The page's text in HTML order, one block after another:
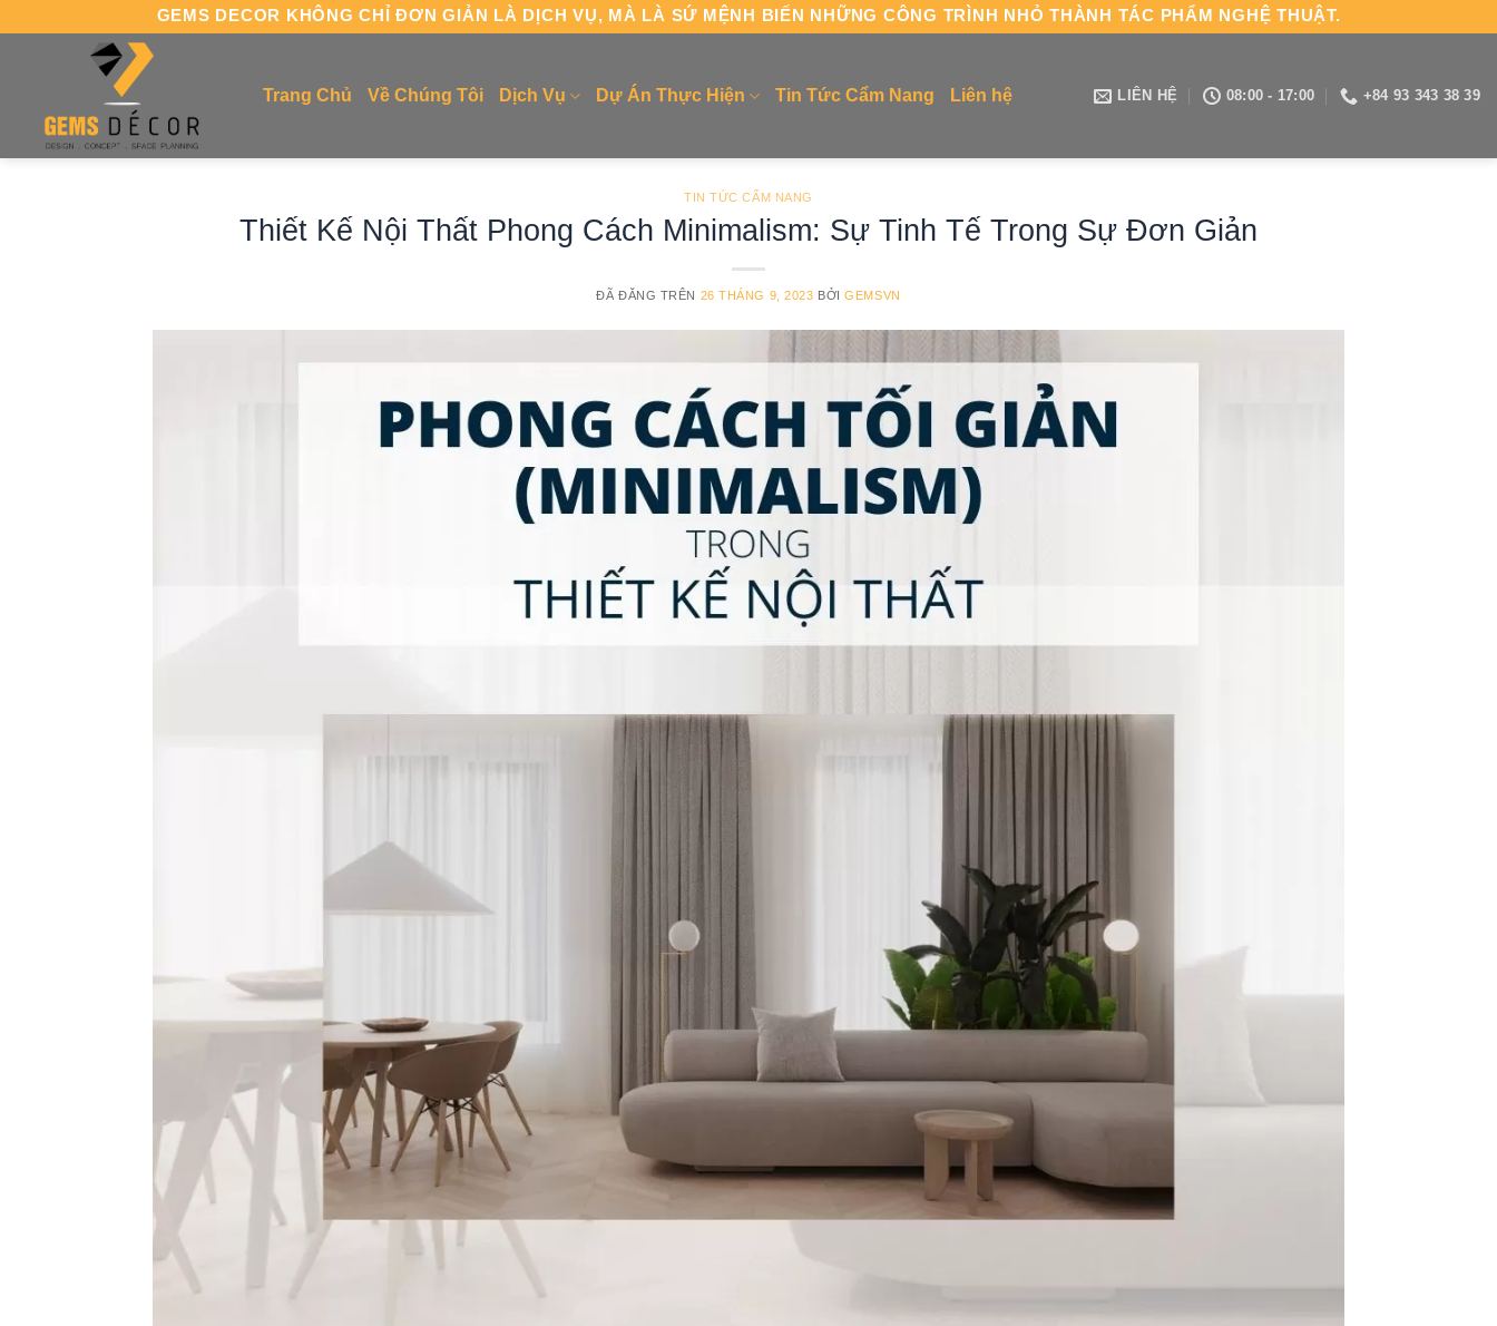
GEMS DECOR KHÔNG CHỈ ĐƠN GIẢN LÀ DỊCH VỤ, MÀ LÀ SỨ MỆNH BIẾN NHỮNG CÔNG TRÌNH NHỎ THÀNH TÁC PHẨM NGHỆ THUẬT.
Trang Chủ Về Chúng Tôi Dịch Vụ Dự Án Thực Hiện Tin Tức Cẩm Nang Liên hệ LIÊN HỆ 08:00 - 17:00 +84 93 343 38 39
TIN TỨC CẨM NANG
Thiết Kế Nội Thất Phong Cách Minimalism: Sự Tinh Tế Trong Sự Đơn Giản
ĐÃ ĐĂNG TRÊN 26 THÁNG 9, 2023 BỞIGEMSVN